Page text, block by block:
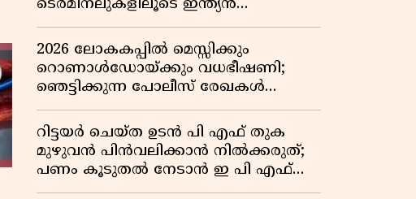
ടെർമിനലുകളിലൂടെ ഇന്ത്യൻ
റെയിൽവേയുടെ ചരക്ക് ഗതാഗതത്തിൽ
വൻ കുതിപ്പ്
2026 ലോകകപ്പിൽ മെസ്സിക്കും
റൊണാൾഡോയ്ക്കും വധഭീഷണി;
ഞെട്ടിക്കുന്ന പോലീസ് രേഖകൾ
പുറത്ത്
റിട്ടയർ ചെയ്ത ഉടൻ പി എഫ് തുക
മുഴുവൻ പിൻവലിക്കാൻ നിൽക്കരുത്;
പണം കൂടുതൽ നേടാൻ ഇ പി എഫ്
ഒയുടെ നിയമം അറിയാം